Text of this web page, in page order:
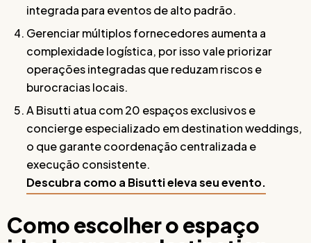
integrada para eventos de alto padrão.
Gerenciar múltiplos fornecedores aumenta a
complexidade logística, por isso vale priorizar
operações integradas que reduzam riscos e
burocracias locais.
A Bisutti atua com 20 espaços exclusivos e
concierge especializado em destination weddings,
o que garante coordenação centralizada e
execução consistente.
Descubra como a Bisutti eleva seu evento.
Como escolher o espaço